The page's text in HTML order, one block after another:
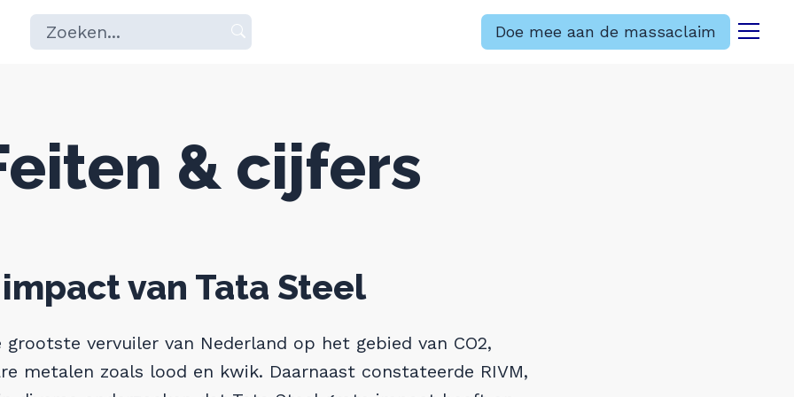
Zoeken
Druk
te
zoeken
te
Doe mee aan de massaclaim
Menu
& cijfers
van Tata Steel
grootste vervuiler van Nederland op het gebied van CO2,
metalen zoals lood en kwik. Daarnaast constateerde RIVM,